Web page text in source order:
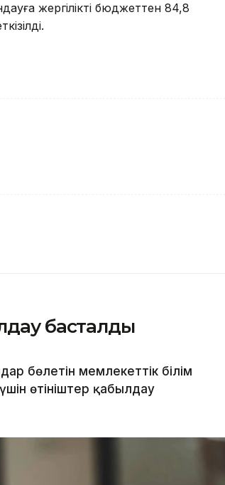
жергілікті бюджеттен 84,8
басталды
бөлетін мемлекеттік білім
өтініштер қабылдау